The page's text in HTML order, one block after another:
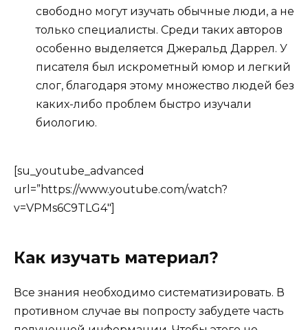
свободно могут изучать обычные люди, а не
только специалисты. Среди таких авторов
особенно выделяется Джеральд Даррел. У
писателя был искрометный юмор и легкий
слог, благодаря этому множество людей без
каких-либо проблем быстро изучали
биологию.
[su_youtube_advanced
url=”https://www.youtube.com/watch?
v=VPMs6C9TLG4″]
Как изучать материал?
Все знания необходимо систематизировать. В
противном случае вы попросту забудете часть